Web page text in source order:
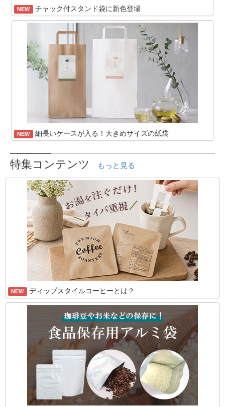
NEW チャック付スタンド袋に新色登場
NEW 細長いケースが入る！大きめサイズの紙袋
特集コンテンツ もっと見る
NEW ディップスタイルコーヒーとは？